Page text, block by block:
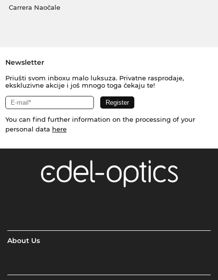
Carrera Naočale
Newsletter
Priušti svom inboxu malo luksuza. Privatne rasprodaje,
ekskluzivne akcije i još mnogo toga čekaju te!
You can find further information on the processing of your
personal data here
About Us